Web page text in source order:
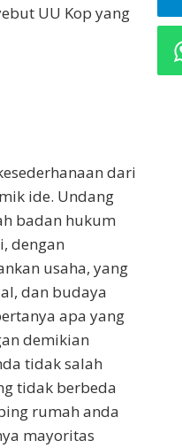
UU Kop yang
dari
ide. Undang
badan hukum
dengan
usaha, yang
dan budaya
apa yang
demikian
tidak salah
tidak berbeda
rumah anda
mayoritas